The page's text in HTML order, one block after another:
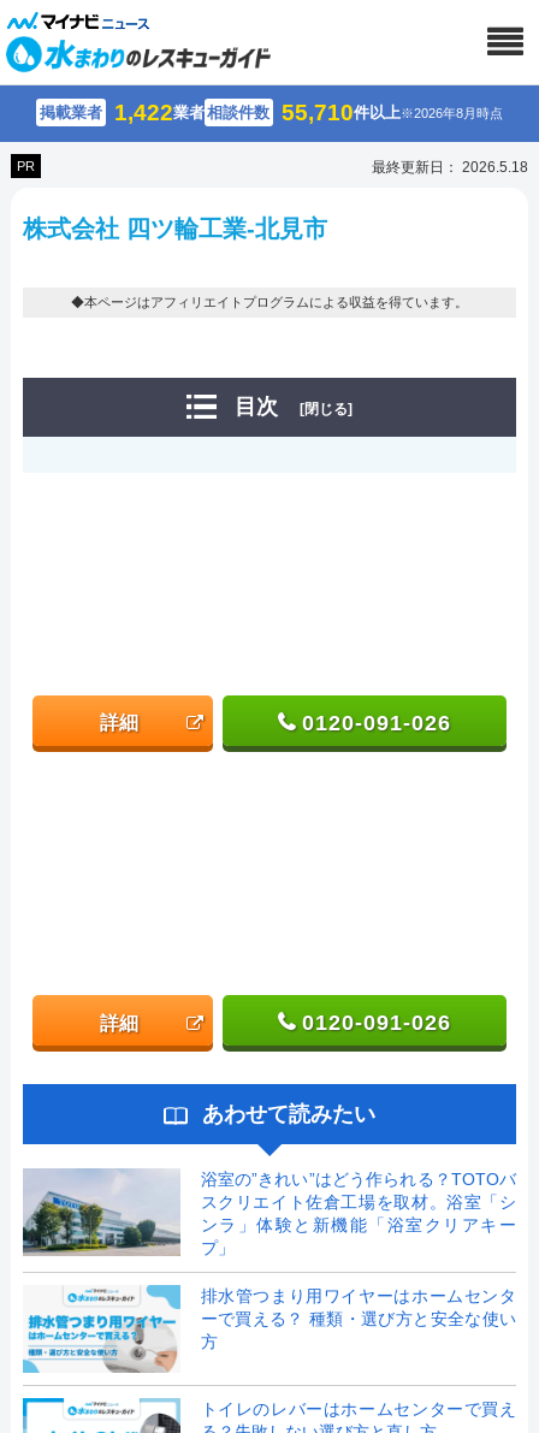
掲載業者 1,422業者相談件数 55,710件以上※2026年8月時点
PR 最終更新日： 2026.5.18
株式会社 四ツ輪工業-北見市
◆本ページはアフィリエイトプログラムによる収益を得ています。
目次 [閉じる]
詳細 0120-091-026
詳細 0120-091-026
あわせて読みたい
浴室の”きれい”はどう作られる？TOTOバ
スクリエイト佐倉工場を取材。浴室「シ
ンラ」体験と新機能「浴室クリアキー
プ」
排水管つまり用ワイヤーはホームセンタ
ーで買える？ 種類・選び方と安全な使い
方
トイレのレバーはホームセンターで買え